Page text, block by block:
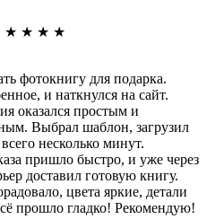
★ ★ ★ ★
фотокнигу для подарка.
и наткнулся на сайт.
оказался простым и
Выбрал шаблон, загрузил
несколько минут.
пришло быстро, и уже через
доставил готовую книгу.
цвета яркие, детали
прошло гладко! Рекомендую!